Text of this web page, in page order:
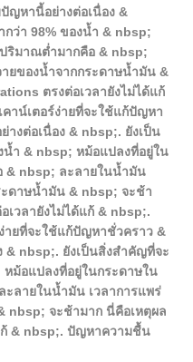
ญหานี้อย่างต่อเนื่อง &
ว่า 98% ของน้ำ & nbsp;
ริมาณต่ำมากคือ & nbsp;
ยของน้ำจากกระดาษน้ำมัน &
ตรงต่อเวลายังไม่ได้แก้
าน์เตอร์ง่ายที่จะใช้แก้ปัญหา
งต่อเนื่อง & nbsp;. ยังเป็น
น้ำ & nbsp; หม้อแปลงที่อยู่ใน
& nbsp; ละลายในน้ำมัน
ะดาษน้ำมัน & nbsp; จะช้า
วลายังไม่ได้แก้ & nbsp;.
ายที่จะใช้แก้ปัญหาชั่วคราว &
& nbsp;. ยังเป็นสิ่งสำคัญที่จะ
ม้อแปลงที่อยู่ในกระดาษใน
ลายในน้ำมัน เวลาการแพร่
nbsp; จะช้ามาก นี่คือเหตุผล
ก้ & nbsp;. ปัญหาความชื้น